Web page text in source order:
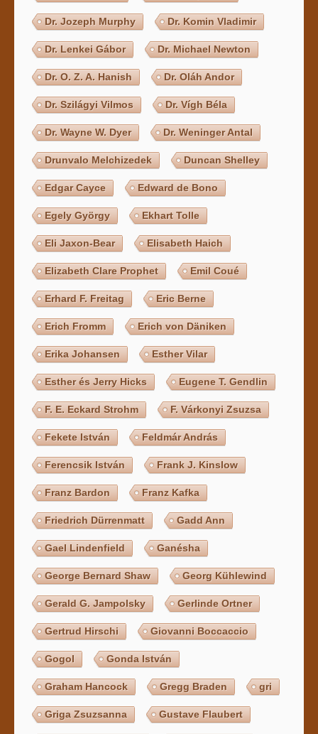
Dr. Jozeph Murphy Dr. Komin Vladimir
Dr. Lenkei Gábor Dr. Michael Newton
Dr. O. Z. A. Hanish Dr. Oláh Andor
Dr. Szilágyi Vilmos Dr. Vígh Béla
Dr. Wayne W. Dyer Dr. Weninger Antal
Drunvalo Melchizedek Duncan Shelley
Edgar Cayce Edward de Bono
Egely György Ekhart Tolle
Eli Jaxon-Bear Elisabeth Haich
Elizabeth Clare Prophet Emil Coué
Erhard F. Freitag Eric Berne
Erich Fromm Erich von Däniken
Erika Johansen Esther Vilar
Esther és Jerry Hicks Eugene T. Gendlin
F. E. Eckard Strohm F. Várkonyi Zsuzsa
Fekete István Feldmár András
Ferencsik István Frank J. Kinslow
Franz Bardon Franz Kafka
Friedrich Dürrenmatt Gadd Ann
Gael Lindenfield Ganésha
George Bernard Shaw Georg Kühlewind
Gerald G. Jampolsky Gerlinde Ortner
Gertrud Hirschi Giovanni Boccaccio
Gogol Gonda István
Graham Hancock Gregg Braden gri
Griga Zsuzsanna Gustave Flaubert